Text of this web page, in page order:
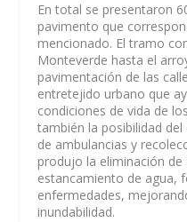
En total se presentaron
pavimento que
mencionado. El tramo
Monteverde hasta el
pavimentación de las
entretejido urbano que
condiciones de vida de
también la posibilidad
de ambulancias y
produjo la eliminación
estancamiento de agua,
enfermedades,
inundabilidad.